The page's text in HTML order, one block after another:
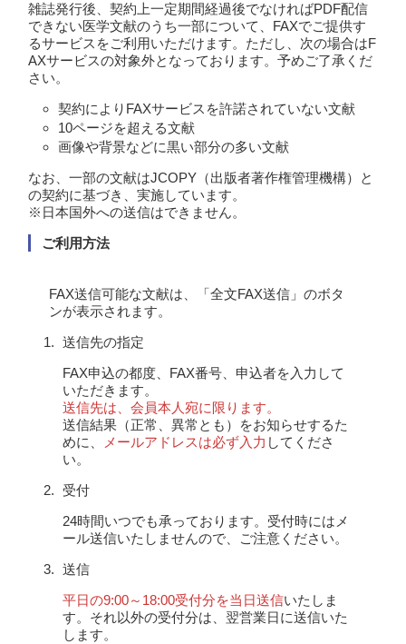
雑誌発行後、契約上一定期間経過後でなければPDF配信
できない医学文献のうち一部について、FAXでご提供す
るサービスをご利用いただけます。ただし、次の場合はF
AXサービスの対象外となっております。予めご了承くだ
さい。
契約によりFAXサービスを許諾されていない文献
10ページを超える文献
画像や背景などに黒い部分の多い文献
なお、一部の文献はJCOPY（出版者著作権管理機構）と
の契約に基づき、実施しています。
※日本国外への送信はできません。
ご利用方法
FAX送信可能な文献は、「全文FAX送信」のボタ
ンが表示されます。
送信先の指定
FAX申込の都度、FAX番号、申込者を入力して
いただきます。
送信先は、会員本人宛に限ります。
送信結果（正常、異常とも）をお知らせするた
めに、
メールアドレスは必ず入力 してくださ
い。
受付
24時間いつでも承っております。受付時にはメ
ール送信いたしませんので、ご注意ください。
送信
平日の9:00～18:00受付分を当日送信いたしま
す。それ以外の受付分は、翌営業日に送信いた
します。